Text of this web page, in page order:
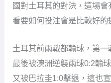
國對土耳其的對決，這場
看要如何投注會是比較好的
土耳其前兩戰都輸球，第
最後被澳洲逆襲兩球0:2輸
又被巴拉圭1:0擊退，這也